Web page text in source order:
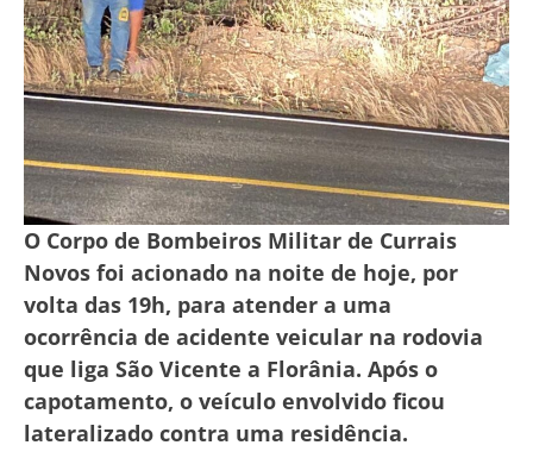
O Corpo de Bombeiros Militar de Currais
Novos foi acionado na noite de hoje, por
volta das 19h, para atender a uma
ocorrência de acidente veicular na rodovia
que liga São Vicente a Florânia. Após o
capotamento, o veículo envolvido ficou
lateralizado contra uma residência.